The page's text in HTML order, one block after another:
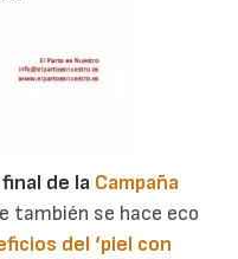
de la Campaña
también se hace eco
del ‘piel con